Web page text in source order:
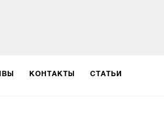
КОНТАКТЫ СТАТЬИ